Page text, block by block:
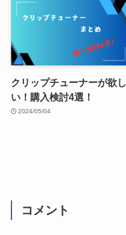
クリップチューナーが欲し
い！購入検討4選！
2024/05/04
コメント